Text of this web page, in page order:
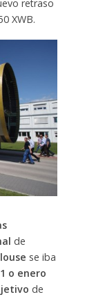
retraso
XWB.
de
se iba
o enero
de